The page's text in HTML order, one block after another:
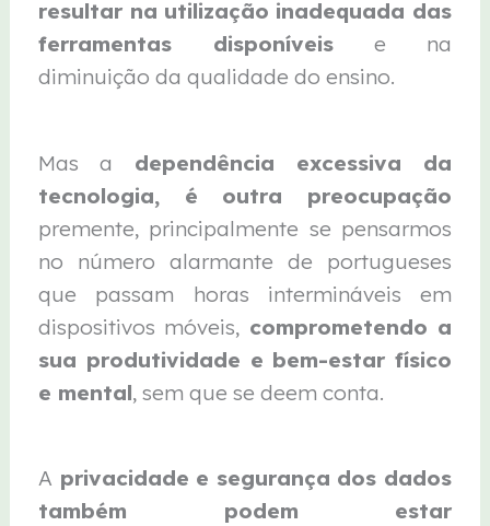
resultar na utilização inadequada das
ferramentas disponíveis e na
diminuição da qualidade do ensino.
Mas a dependência excessiva da
tecnologia, é outra preocupação
premente, principalmente se pensarmos
no número alarmante de portugueses
que passam horas intermináveis em
dispositivos móveis, comprometendo a
sua produtividade e bem-estar físico
e mental, sem que se deem conta.
A privacidade e segurança dos dados
também podem estar